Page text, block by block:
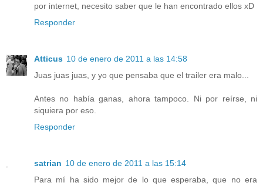
por internet, necesito saber que le han encontrado ellos xD
Responder
Atticus 10 de enero de 2011 a las 14:58
Juas juas juas, y yo que pensaba que el trailer era malo...
Antes no había ganas, ahora tampoco. Ni por reírse, ni
siquiera por eso.
Responder
satrian 10 de enero de 2011 a las 15:14
Para mí ha sido mejor de lo que esperaba, que no era